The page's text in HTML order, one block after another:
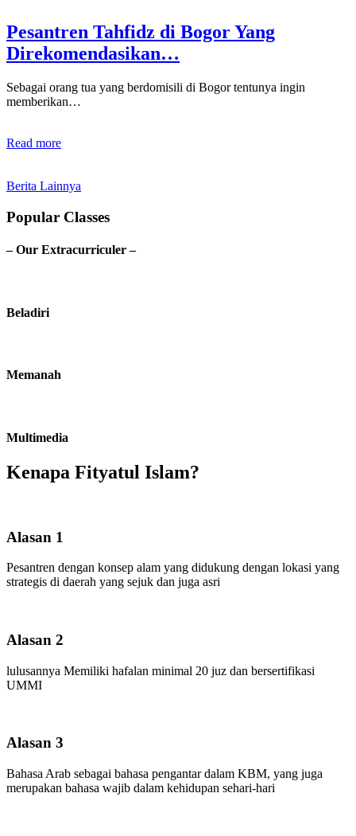
Pesantren Tahfidz di Bogor Yang
Direkomendasikan…
Sebagai orang tua yang berdomisili di Bogor tentunya ingin
memberikan…
Read more
Berita Lainnya
Popular Classes
– Our Extracurriculer –
Beladiri
Memanah
Multimedia
Kenapa Fityatul Islam?
Alasan 1
Pesantren dengan konsep alam yang didukung dengan lokasi yang
strategis di daerah yang sejuk dan juga asri
Alasan 2
lulusannya Memiliki hafalan minimal 20 juz dan bersertifikasi
UMMI
Alasan 3
Bahasa Arab sebagai bahasa pengantar dalam KBM, yang juga
merupakan bahasa wajib dalam kehidupan sehari-hari